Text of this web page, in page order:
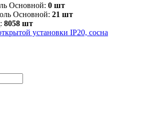
Основной: 0 шт
Основной: 21 шт
8058 шт
установки IP20, сосна